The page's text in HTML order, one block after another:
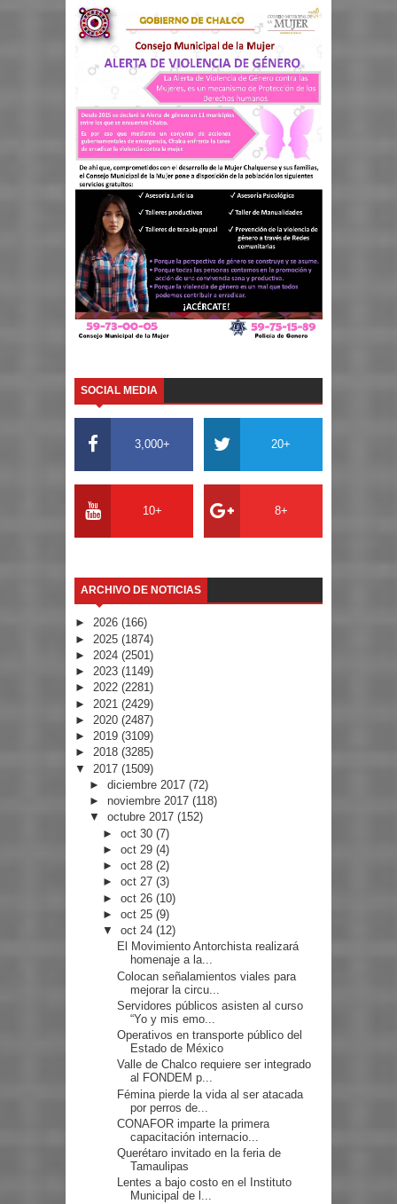
SOCIAL MEDIA
3,000+ 20+
10+ 8+
ARCHIVO DE NOTICIAS
► 2026 (166)
► 2025 (1874)
► 2024 (2501)
► 2023 (1149)
► 2022 (2281)
► 2021 (2429)
► 2020 (2487)
► 2019 (3109)
► 2018 (3285)
▼ 2017 (1509)
► diciembre 2017 (72)
► noviembre 2017 (118)
▼ octubre 2017 (152)
►oct 30(7)
►oct 29(4)
►oct 28(2)
►oct 27(3)
►oct 26(10)
►oct 25(9)
▼oct 24(12)
El Movimiento Antorchista realizará
homenaje a la...
Colocan señalamientos viales para
mejorar la circu...
Servidores públicos asisten al curso
“Yo y mis emo...
Operativos en transporte público del
Estado de México
Valle de Chalco requiere ser integrado
al FONDEM p...
Fémina pierde la vida al ser atacada
por perros de...
CONAFOR imparte la primera
capacitación internacio...
Querétaro invitado en la feria de
Tamaulipas
Lentes a bajo costo en el Instituto
Municipal de l...